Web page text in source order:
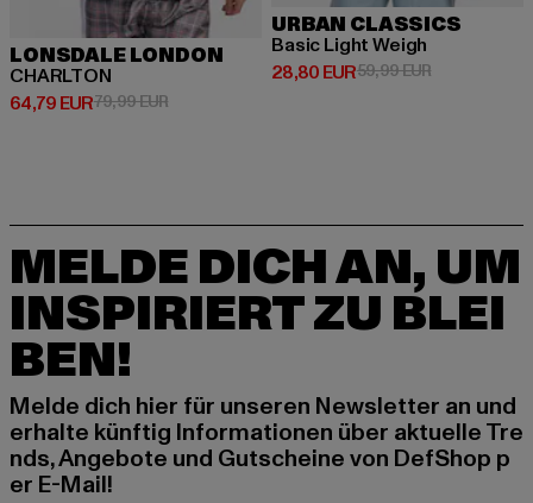
LONSDALE LONDON
CHARLTON
64,79 EUR
Derzeitiger Preis: 64,79 EUR
79,99 EURAktionspreis: 79,99 EUR
URBAN CLASSICS
Basic Light Weigh
28,80 EUR
Derzeitiger Preis: 28,80 EUR
59,99 EURAktionspreis:
MELDE DICH AN, UM
INSPIRIERT ZU BLEI
BEN!
Melde dich hier für unseren Newsletter an und
erhalte künftig Informationen über aktuelle Tre
nds, Angebote und Gutscheine von DefShop p
er E-Mail!